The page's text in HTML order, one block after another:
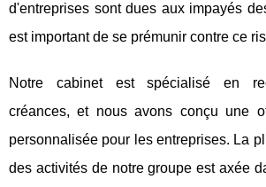
d'entreprises sont dues aux impayés
est important de se prémunir contre ce
Notre cabinet est spécialisé en
créances, et nous avons conçu une
personnalisée pour les entreprises. La
des activités de notre groupe est axée